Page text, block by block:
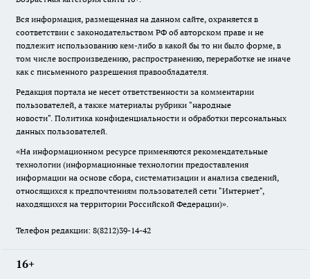
Вся информация, размещенная на данном сайте, охраняется в
соответствии с законодательством РФ об авторском праве и не
подлежит использованию кем-либо в какой бы то ни было форме, в
том числе воспроизведению, распространению, переработке не иначе
как с письменного разрешения правообладателя.
Редакция портала не несет ответственности за комментарии
пользователей, а также материалы рубрики "народные
новости". Политика конфиденциальности и обработки персональных
данных пользователей.
«На информационном ресурсе применяются рекомендательные
технологии (информационные технологии предоставления
информации на основе сбора, систематизации и анализа сведений,
относящихся к предпочтениям пользователей сети "Интернет",
находящихся на территории Российской Федерации)».
Телефон редакции: 8(8212)39-14-42
16+